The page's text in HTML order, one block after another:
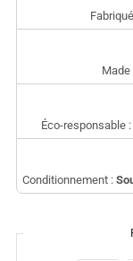
Made
Éco-responsable :
Conditionnement :